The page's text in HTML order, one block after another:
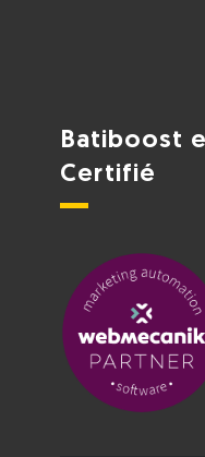
Batiboost
Certifié